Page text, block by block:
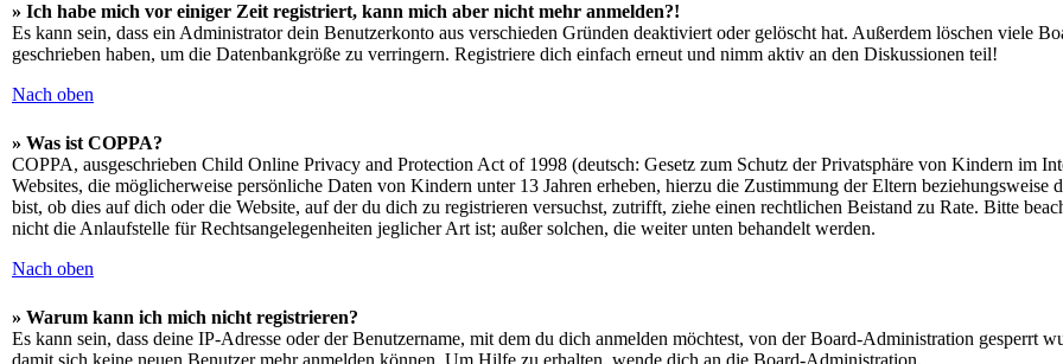
» Ich habe mich vor einiger Zeit registriert, kann mich aber nicht mehr anmelden?!
Es kann sein, dass ein Administrator dein Benutzerkonto aus verschieden Gründen deaktiviert oder gelöscht hat. Außerdem löschen viele
geschrieben haben, um die Datenbankgröße zu verringern. Registriere dich einfach erneut und nimm aktiv an den Diskussionen teil!
Nach oben
» Was ist COPPA?
COPPA, ausgeschrieben Child Online Privacy and Protection Act of 1998 (deutsch: Gesetz zum Schutz der Privatsphäre von Kindern im
Websites, die möglicherweise persönliche Daten von Kindern unter 13 Jahren erheben, hierzu die Zustimmung der Eltern beziehungsweise
bist, ob dies auf dich oder die Website, auf der du dich zu registrieren versuchst, zutrifft, ziehe einen rechtlichen Beistand zu Rate. Bitte
nicht die Anlaufstelle für Rechtsangelegenheiten jeglicher Art ist; außer solchen, die weiter unten behandelt werden.
Nach oben
» Warum kann ich mich nicht registrieren?
Es kann sein, dass deine IP-Adresse oder der Benutzername, mit dem du dich anmelden möchtest, von der Board-Administration gesperrt
damit sich keine neuen Benutzer mehr anmelden können. Um Hilfe zu erhalten, wende dich an die Board-Administration.